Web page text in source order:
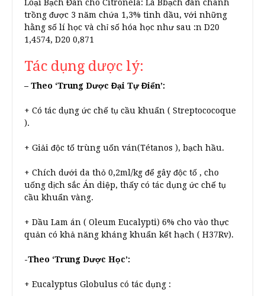
Loại Bạch Đàn cho Citronela: Lá Bbạch đàn chanh
trồng được 3 năm chứa 1,3% tinh dầu, với những
hằng số lí học và chỉ số hóa học như sau :n D20
1,4574, D20 0,871
Tác dụng dược lý:
– Theo ‘Trung Dược Đại Tự Điển’:
+ Có tác dụng ức chế tụ cầu khuẩn ( Streptococoque
).
+ Giải độc tố trùng uốn ván(Tétanos ), bạch hầu.
+ Chích dưới da thỏ 0,2ml/kg để gây độc tố , cho
uống dịch sắc Án diệp, thấy có tác dụng ức chế tụ
cầu khuẩn vàng.
+ Dầu Lam án ( Oleum Eucalypti) 6% cho vào thực
quản có khả năng kháng khuẩn kết hạch ( H37Rv).
-Theo ‘Trung Dược Học’:
+ Eucalyptus Globulus có tác dụng :